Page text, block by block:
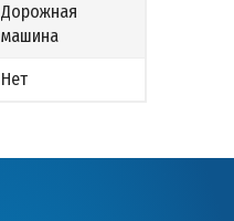
Дорожная
машина
Нет